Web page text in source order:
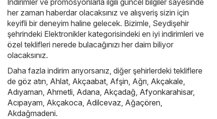
İndirimler ve promosyonlarla ilgili güncel bilgiler sayesinde
her zaman haberdar olacaksınız ve alışveriş sizin için
keyifli bir deneyim haline gelecek. Bizimle, Seydişehir
şehrindeki Elektronikler kategorisindeki en iyi indirimleri ve
özel teklifleri nerede bulacağınızı her daim biliyor
olacaksınız.
Daha fazla indirim arıyorsanız, diğer şehirlerdeki tekliflere
de göz atın, Ahlat, Akçaabat, Afşin, Ağrı, Akçakale,
Adıyaman, Ahmetli, Adana, Akçadağ, Afyonkarahisar,
Acıpayam, Akçakoca, Adilcevaz, Ağaçören,
Akdağmadeni.